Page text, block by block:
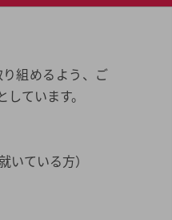
組めるよう、ご
ています。
ている方）